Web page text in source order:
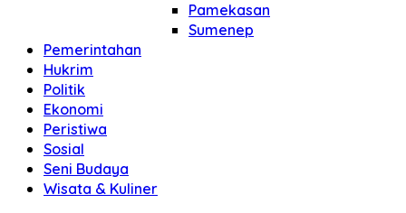
Pamekasan
Sumenep
Pemerintahan
Hukrim
Politik
Ekonomi
Peristiwa
Sosial
Seni Budaya
Wisata & Kuliner